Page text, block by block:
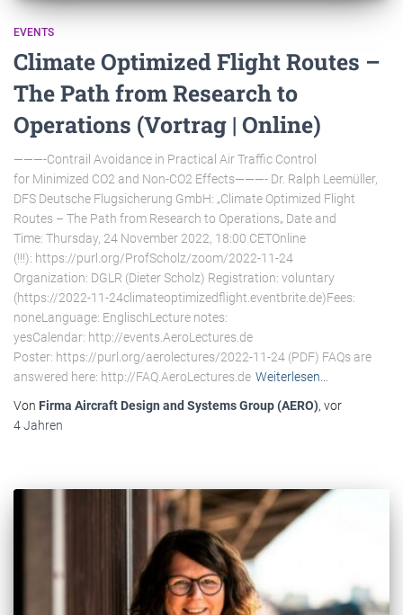
EVENTS
Climate Optimized Flight Routes –
The Path from Research to
Operations (Vortrag | Online)
———-Contrail Avoidance in Practical Air Traffic Control
for Minimized CO2 and Non-CO2 Effects———- Dr. Ralph Leemüller,
DFS Deutsche Flugsicherung GmbH: „Climate Optimized Flight
Routes – The Path from Research to Operations„ Date and
Time: Thursday, 24 November 2022, 18:00 CETOnline
(!!!): https://purl.org/ProfScholz/zoom/2022-11-24
Organization: DGLR (Dieter Scholz) Registration: voluntary
(https://2022-11-24climateoptimizedflight.eventbrite.de)Fees:
noneLanguage: EnglischLecture notes:
yesCalendar: http://events.AeroLectures.de
Poster: https://purl.org/aerolectures/2022-11-24 (PDF) FAQs are
answered here: http://FAQ.AeroLectures.de Weiterlesen…
Von Firma Aircraft Design and Systems Group (AERO), vor
4 Jahren